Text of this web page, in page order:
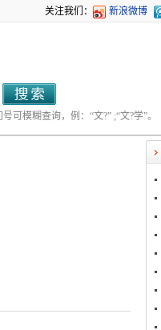
关注我们： 新浪微博
可模糊查询，例：“文?” ;“文?学”。